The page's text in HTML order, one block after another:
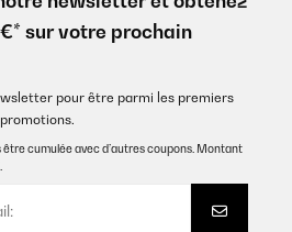
sur votre prochain
pour être parmi les premiers
être cumulée avec d’autres coupons. Montant